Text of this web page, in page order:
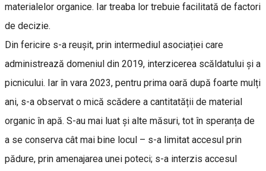
materialelor organice. Iar treaba lor trebuie facilitată de factori
de decizie.
Din fericire s-a reușit, prin intermediul asociației care
administrează domeniul din 2019, interzicerea scăldatului și a
picnicului. Iar în vara 2023, pentru prima oară după foarte mulți
ani, s-a observat o mică scădere a cantitatății de material
organic în apă. S-au mai luat și alte măsuri, tot în speranța de
a se conserva cât mai bine locul – s-a limitat accesul prin
pădure, prin amenajarea unei poteci; s-a interzis accesul